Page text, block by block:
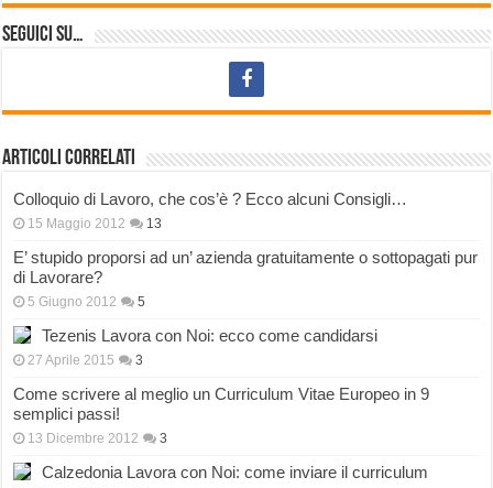
Seguici su…
Articoli correlati
Colloquio di Lavoro, che cos’è ? Ecco alcuni Consigli…
15 Maggio 2012 13
E’ stupido proporsi ad un’ azienda gratuitamente o sottopagati pur
di Lavorare?
5 Giugno 2012 5
Tezenis Lavora con Noi: ecco come candidarsi
27 Aprile 2015 3
Come scrivere al meglio un Curriculum Vitae Europeo in 9
semplici passi!
13 Dicembre 2012 3
Calzedonia Lavora con Noi: come inviare il curriculum